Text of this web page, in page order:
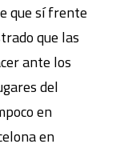
que sí frente
que las
ante los
del
en
en